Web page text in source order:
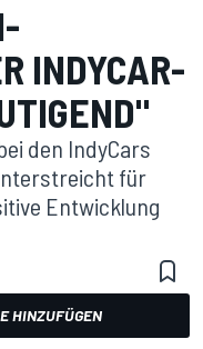
INDYCAR-
den IndyCars
für
Entwicklung
HINZUFÜGEN